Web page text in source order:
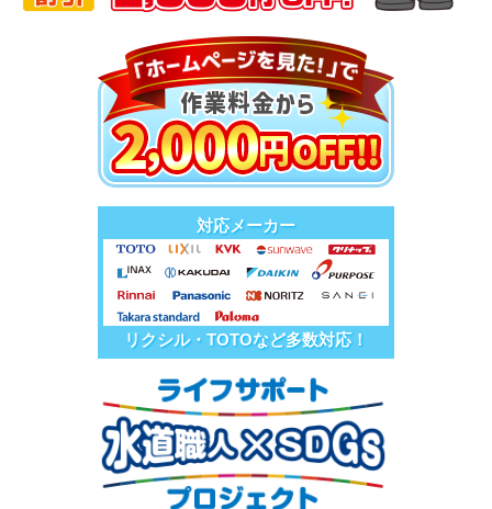
対応メーカー
リクシル・TOTOなど多数対応！